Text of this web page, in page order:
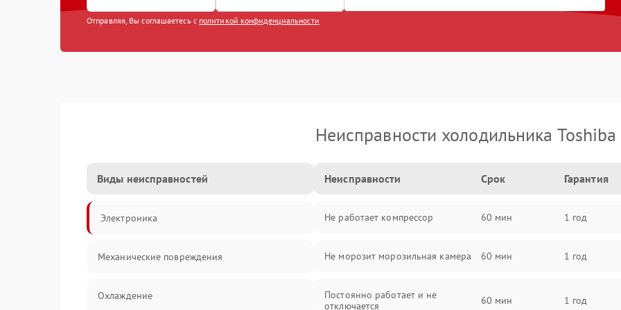
Отправляя, Вы соглашаетесь с политикой конфиденциальности
Неисправности холодильника Toshiba
Виды неисправностей
Электроника
Механические повреждения
Охлаждение
Неисправности Срок Гарантия
Не работает компрессор 60 мин 1 год
Не морозит морозильная камера 60 мин 1 год
Постоянно работает и не
отключается
60 мин 1 год